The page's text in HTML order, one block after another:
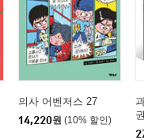
의사 어벤저스 27
14,220원 (10% 할인)